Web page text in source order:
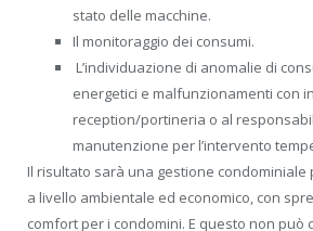
stato delle macchine.
Il monitoraggio dei consumi.
L’individuazione di anomalie di
energetici e malfunzionamenti con
reception/portineria o al
manutenzione per l’intervento
Il risultato sarà una gestione condominiale
a livello ambientale ed economico, con
comfort per i condomini. E questo non può